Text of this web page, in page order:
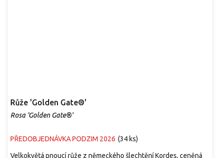
Růže 'Golden Gate®'
Rosa 'Golden Gate®'
PŘEDOBJEDNÁVKA PODZIM 2026 (34 ks)
Velkokvětá pnoucí růže z německého šlechtění Kordes, ceněná